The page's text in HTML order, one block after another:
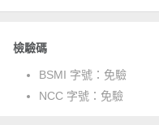
檢驗碼
BSMI 字號： 免驗
NCC 字號： 免驗